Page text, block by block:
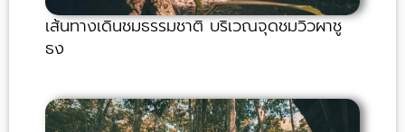
เส้นทางเดินชมธรรมชาติ บริเวณจุดชมวิวผาชู
ธง